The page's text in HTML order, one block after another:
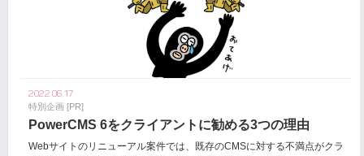
2022.06.17
特別企画 [PR]
PowerCMS 6をクライアントに勧める3つの理由
Webサイトのリニューアル案件では、既存のCMSに対する不満点がクラ